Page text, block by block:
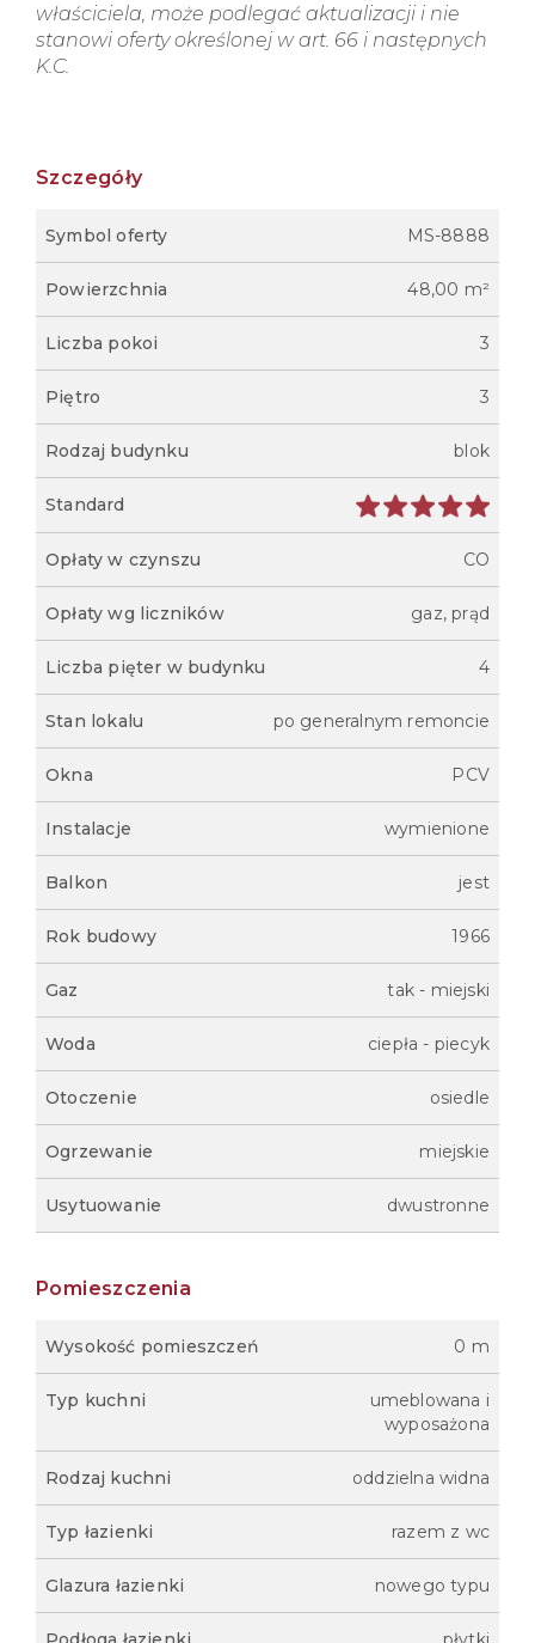
właściciela, może podlegać aktualizacji i nie
stanowi oferty określonej w art. 66 i następnych
K.C.
Szczegóły
Symbol oferty MS-8888
Powierzchnia 48,00 m²
Liczba pokoi 3
Piętro 3
Rodzaj budynku blok
Standard
Opłaty w czynszu CO
Opłaty wg liczników gaz, prąd
Liczba pięter w budynku 4
Stan lokalu po generalnym remoncie
Okna PCV
Instalacje wymienione
Balkon jest
Rok budowy 1966
Gaz tak - miejski
Woda ciepła - piecyk
Otoczenie osiedle
Ogrzewanie miejskie
Usytuowanie dwustronne
Pomieszczenia
Wysokość pomieszczeń 0 m
Typ kuchni
umeblowana i
wyposażona
Rodzaj kuchni oddzielna widna
Typ łazienki razem z wc
Glazura łazienki nowego typu